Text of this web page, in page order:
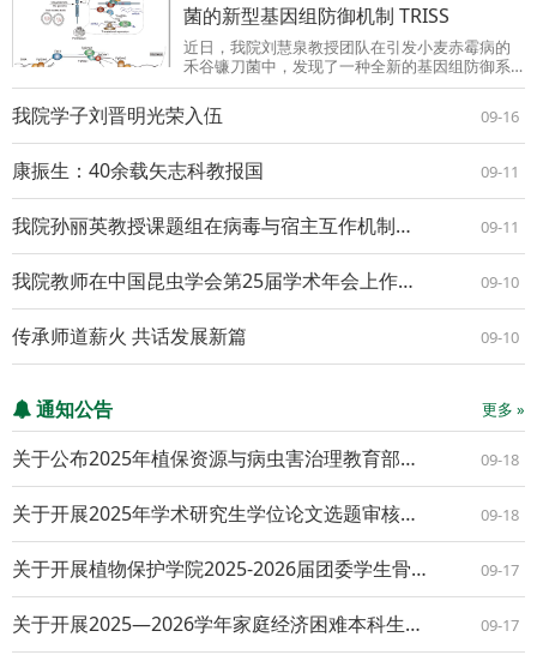
菌的新型基因组防御机制 TRISS
近日，我院刘慧泉教授团队在引发小麦赤霉病的
禾谷镰刀菌中，发现了一种全新的基因组防御系
统：“串联重复诱导的有性沉默（TRISS）”，相关
研究成果在线发表在Science Advances上。我院
博士研究生侯孟德为该论文第一作者，刘慧泉教
授与王秦虎...
我院学子刘晋明光荣入伍 09-16
康振生：40余载矢志科教报国 09-11
我院孙丽英教授课题组在病毒与宿主互作机制研究方面取得新进展 09-11
我院教师在中国昆虫学会第25届学术年会上作大会特邀报告 09-10
传承师道薪火 共话发展新篇 09-10
通知公告 更多 »
关于公布2025年植保资源与病虫害治理教育部重点实验室开放基金项目立项评审结果的通知 09-18
关于开展2025年学术研究生学位论文选题审核及开题论证的通知 09-18
关于开展植物保护学院2025-2026届团委学生骨干及学生会（研究生会）骨干换届工作的通知 09-17
关于开展2025—2026学年家庭经济困难本科生认定工作的通知 09-17